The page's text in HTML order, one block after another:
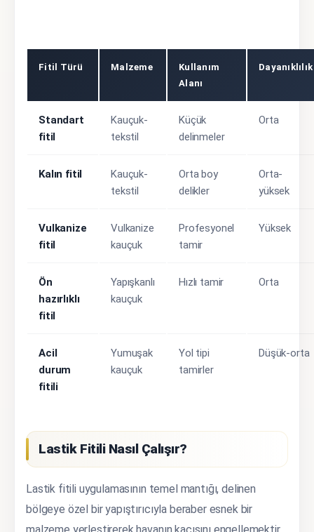
Fitil Türü Malzeme
Kullanım
Alanı
Dayanıklılık
Standart
fitil
Kauçuk-
tekstil
Küçük
delinmeler
Orta
Kalın fitil
Kauçuk-
tekstil
Orta boy
delikler
Orta-
yüksek
Vulkanize
fitil
Vulkanize
kauçuk
Profesyonel
tamir
Yüksek
Ön
hazırlıklı
fitil
Yapışkanlı
kauçuk
Hızlı tamir Orta
Acil
durum
fitili
Yumuşak
kauçuk
Yol tipi
tamirler
Düşük-orta
Lastik Fitili Nasıl Çalışır?
Lastik fitili uygulamasının temel mantığı, delinen
bölgeye özel bir yapıştırıcıyla beraber esnek bir